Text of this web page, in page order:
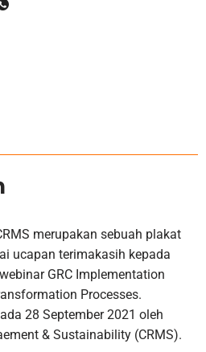
merupakan sebuah plakat
ucapan terimakasih kepada
GRC Implementation
Processes.
28 September 2021 oleh
& Sustainability (CRMS).